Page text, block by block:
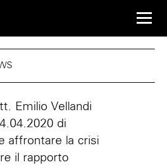
Emilio Vellandi
di
affrontare la crisi
il rapporto